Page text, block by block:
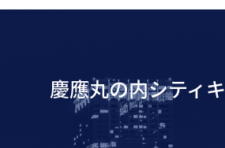
慶應丸の内シティ